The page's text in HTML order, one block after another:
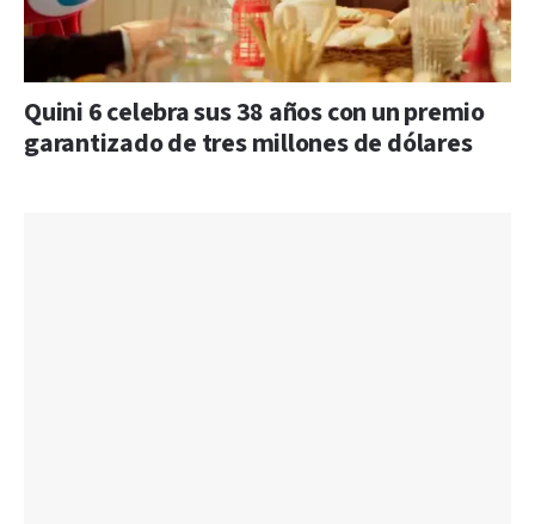
Quini 6 celebra sus 38 años con un premio
garantizado de tres millones de dólares